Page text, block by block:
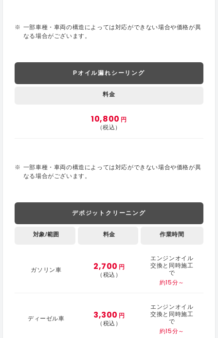
一部車種・車両の構造によっては対応ができない場合や価格が異
なる場合がございます。
Pオイル漏れシーリング
料金
10,800 円
（税込）
一部車種・車両の構造によっては対応ができない場合や価格が異
なる場合がございます。
デポジットクリーニング
対象/範囲 料金 作業時間
ガソリン車 2,700 円
（税込）
エンジンオイル
交換と同時施工
で
約15分～
ディーゼル車 3,300 円
（税込）
エンジンオイル
交換と同時施工
で
約15分～